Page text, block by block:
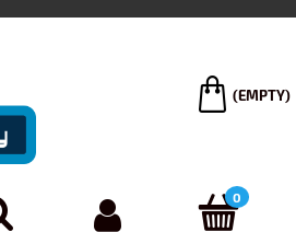
(EMPTY)